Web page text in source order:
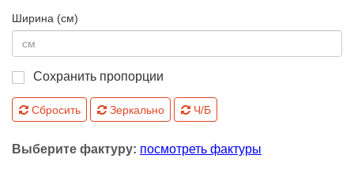
Ширина (см)
Сохранить пропорции
Сбросить Зеркально Ч/Б
Выберите фактуру: посмотреть фактуры